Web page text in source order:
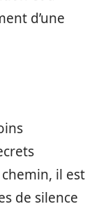
d’une
il est
de silence